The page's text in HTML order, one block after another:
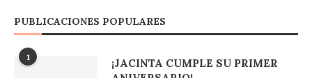
PUBLICACIONES POPULARES
1
¡JACINTA CUMPLE SU PRIMER